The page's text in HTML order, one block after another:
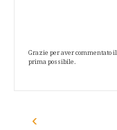
Grazie per aver commentato
prima possibile.
‹